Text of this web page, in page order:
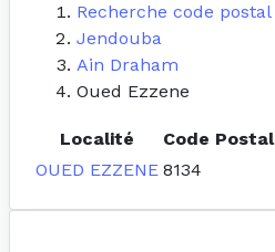
Recherche code postal
Jendouba
Ain Draham
Oued Ezzene
Localité
Code Postal
OUED EZZENE 8134